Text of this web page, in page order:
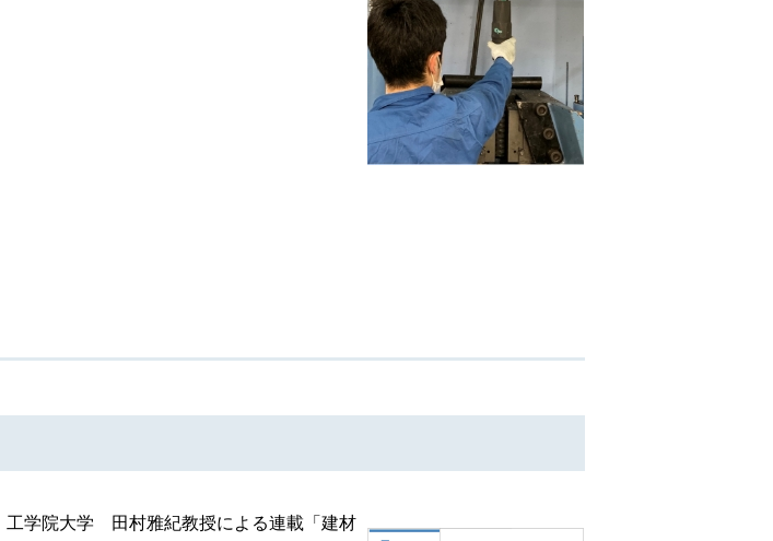
工学院大学 田村雅紀教授による連載「建材